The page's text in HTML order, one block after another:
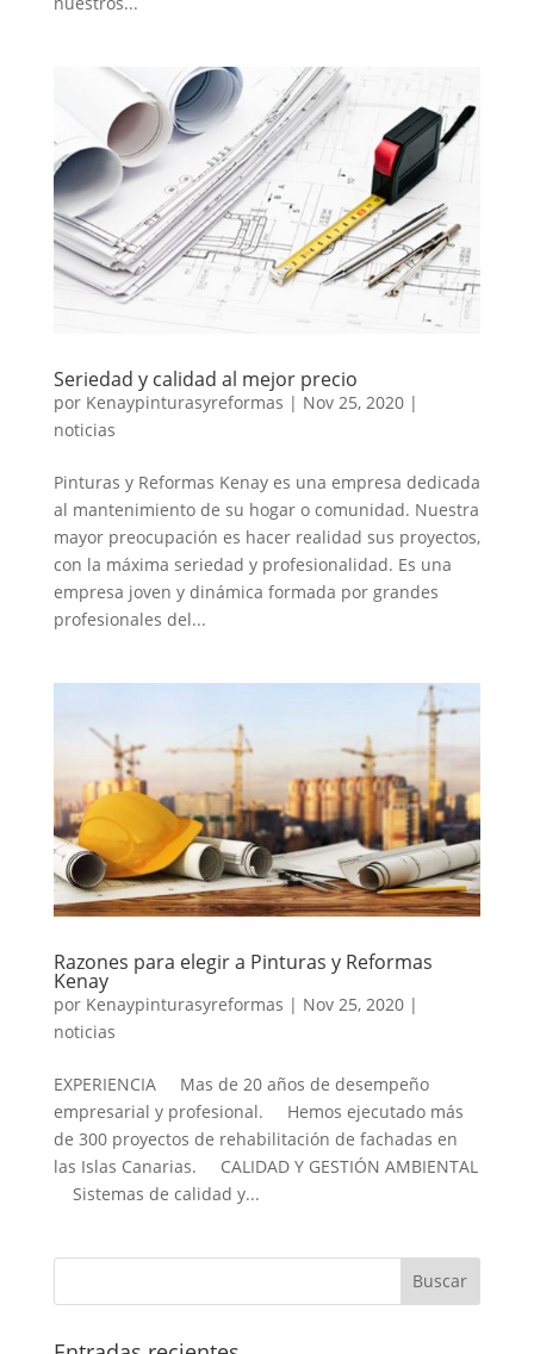
Seriedad y calidad al mejor precio
por Kenaypinturasyreformas | Nov 25, 2020|
noticias
Pinturas y Reformas Kenay es una empresa dedicada
al mantenimiento de su hogar o comunidad. Nuestra
mayor preocupación es hacer realidad sus proyectos,
con la máxima seriedad y profesionalidad. Es una
empresa joven y dinámica formada por grandes
profesionales del...
Razones para elegir a Pinturas y Reformas
Kenay
por Kenaypinturasyreformas | Nov 25, 2020|
noticias
EXPERIENCIA Mas de 20 años de desempeño
empresarial y profesional. Hemos ejecutado más
de 300 proyectos de rehabilitación de fachadas en
las Islas Canarias. CALIDAD Y GESTIÓN AMBIENTAL
Sistemas de calidad y...